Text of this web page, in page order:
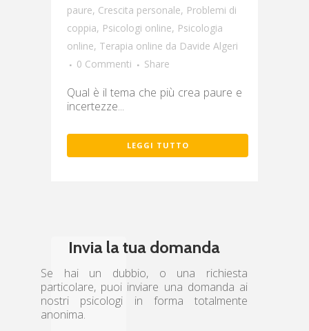
paure, Crescita personale, Problemi di
coppia, Psicologi online, Psicologia
online, Terapia online da Davide Algeri
0 Commenti
Share
Qual è il tema che più crea paure e
incertezze...
LEGGI TUTTO
Invia la tua domanda
Se hai un dubbio, o una richiesta
particolare, puoi inviare una domanda ai
nostri psicologi in forma totalmente
anonima.